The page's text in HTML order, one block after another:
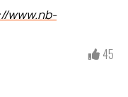
www.nb-
45